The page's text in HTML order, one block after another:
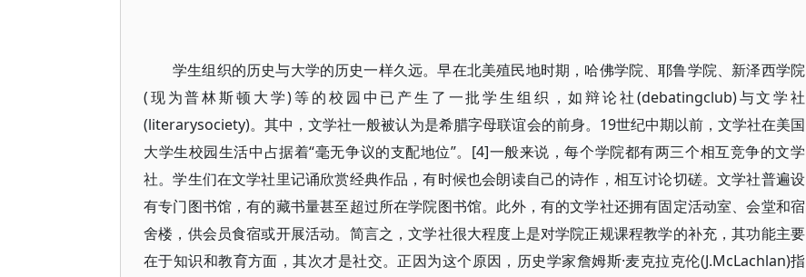
学生组织的历史与大学的历史一样久远。早在北美殖民地时期，哈佛学院、耶鲁学院、新泽西学院
(现为普林斯顿大学)等的校园中已产生了一批学生组织，如辩论社(debatingclub)与文学社
(literarysociety)。其中，文学社一般被认为是希腊字母联谊会的前身。19世纪中期以前，文学社在美国
大学生校园生活中占据着“毫无争议的支配地位”。[4]一般来说，每个学院都有两三个相互竞争的文学
社。学生们在文学社里记诵欣赏经典作品，有时候也会朗读自己的诗作，相互讨论切磋。文学社普遍设
有专门图书馆，有的藏书量甚至超过所在学院图书馆。此外，有的文学社还拥有固定活动室、会堂和宿
舍楼，供会员食宿或开展活动。简言之，文学社很大程度上是对学院正规课程教学的补充，其功能主要
在于知识和教育方面，其次才是社交。正因为这个原因，历史学家詹姆斯·麦克拉克伦(J.McLachlan)指